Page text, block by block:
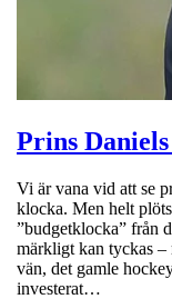
Prins
Vi är vana vid att se
klocka. Men helt
”budgetklocka” från
märkligt kan tyckas –
vän, det gamle
investerat…